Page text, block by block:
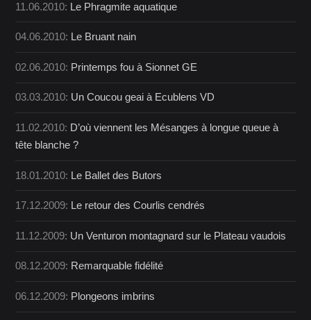
11.06.2010: Le Phragmite aquatique
04.06.2010: Le Bruant nain
02.06.2010: Printemps fou à Sionnet GE
03.03.2010: Un Coucou geai à Ecublens VD
11.02.2010: D’où viennent les Mésanges à longue queue à
tête blanche ?
18.01.2010: Le Ballet des Butors
17.12.2009: Le retour des Courlis cendrés
11.12.2009: Un Venturon montagnard sur le Plateau vaudois
08.12.2009: Remarquable fidélité
06.12.2009: Plongeons imbrins